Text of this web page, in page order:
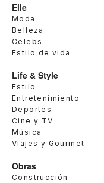
Elle
Moda
Belleza
Celebs
Estilo de vida
Life & Style
Estilo
Entretenimiento
Deportes
Cine y TV
Música
Viajes y Gourmet
Obras
Construcción